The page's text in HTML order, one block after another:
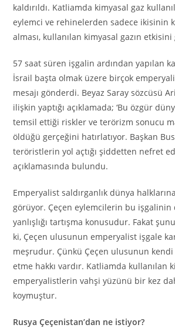
kaldırıldı. Katliamda kimyasal gaz
eylemci ve rehinelerden sadece ikisinin
alması, kullanılan kimyasal gazın
57 saat süren işgalin ardından yapılan
İsrail başta olmak üzere birçok
mesajı gönderdi. Beyaz Saray sözcüsü
ilişkin yaptığı açıklamada; ‘Bu özgür
temsil ettiği riskler ve terörizm sonucu
öldüğü gerçeğini hatırlatıyor. Başkan
teröristlerin yol açtığı şiddetten nefret
açıklamasında bulundu.
Emperyalist saldırganlık dünya
görüyor. Çeçen eylemcilerin bu işgalinin
yanlışlığı tartışma konusudur. Fakat
ki, Çeçen ulusunun emperyalist işgale
meşrudur. Çünkü Çeçen ulusunun
etme hakkı vardır. Katliamda kullanılan
emperyalistlerin vahşi yüzünü bir kez
koymuştur.
Rusya Çeçenistan’dan ne istiyor?